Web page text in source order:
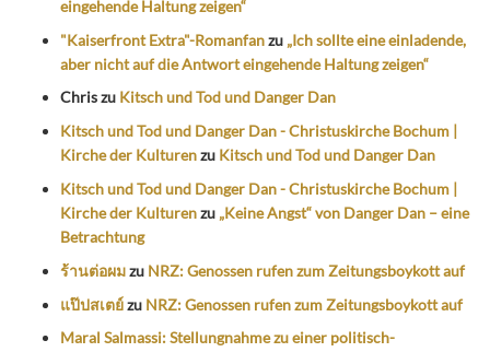
eingehende Haltung zeigen“
"Kaiserfront Extra"-Romanfanzu „Ich sollte eine einladende,
aber nicht auf die Antwort eingehende Haltung zeigen“
Chriszu Kitsch und Tod und Danger Dan
Kitsch und Tod und Danger Dan - Christuskirche Bochum |
Kirche der Kulturenzu Kitsch und Tod und Danger Dan
Kitsch und Tod und Danger Dan - Christuskirche Bochum |
Kirche der Kulturenzu „Keine Angst“ von Danger Dan – eine
Betrachtung
ร้านต่อผมzu NRZ: Genossen rufen zum Zeitungsboykott auf
แป๊ปสเตย์zu NRZ: Genossen rufen zum Zeitungsboykott auf
Maral Salmassi: Stellungnahme zu einer politisch-